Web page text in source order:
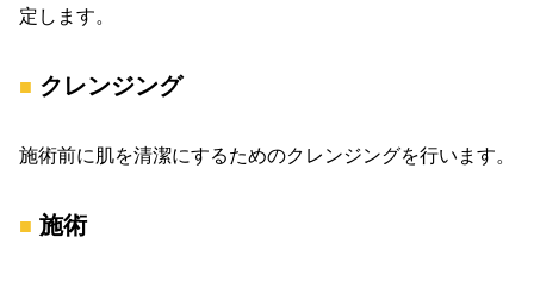
定します。
クレンジング
施術前に肌を清潔にするためのクレンジングを行います。
施術